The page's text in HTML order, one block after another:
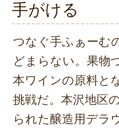
手がける
つなぐ手ふぁーむ
どまらない。果物
本ワインの原料と
挑戦だ。本沢地区
られた醸造用デラ